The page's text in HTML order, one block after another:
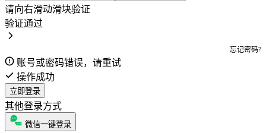
请向右滑动滑块验证
验证通过
忘记密码?
账号或密码错误，请重试
操作成功
立即登录
其他登录方式
微信一键登录